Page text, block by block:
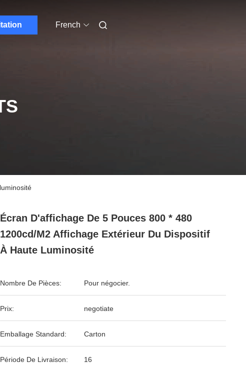
French
Écran D'affichage De 5 Pouces 800 * 480
1200cd/m2 Affichage Extérieur Du Dispositif
À Haute Luminosité
Nombre De Pièces: Pour négocier.
Prix: negotiate
Emballage Standard: Carton
Période De Livraison: 16